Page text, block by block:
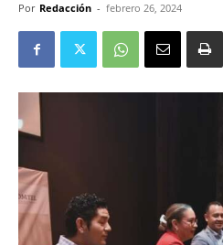
Por Redacción - febrero 26, 2024